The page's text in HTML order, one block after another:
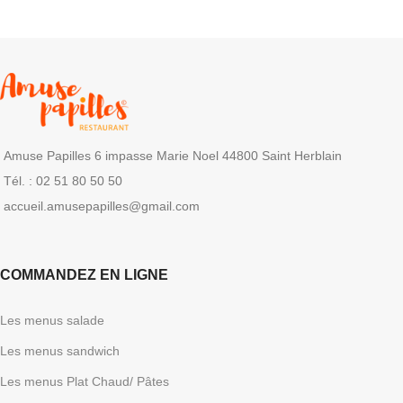
Amuse Papilles 6 impasse Marie Noel 44800 Saint Herblain
Tél. : 02 51 80 50 50
accueil.amusepapilles@gmail.com
COMMANDEZ EN LIGNE
Les menus salade
Les menus sandwich
Les menus Plat Chaud/ Pâtes